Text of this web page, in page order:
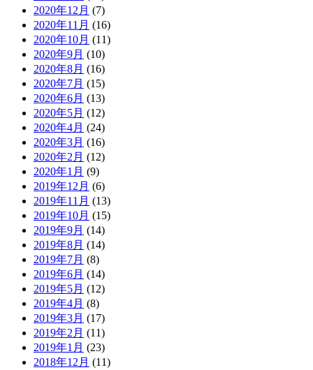
2020年12月 (7)
2020年11月 (16)
2020年10月 (11)
2020年9月 (10)
2020年8月 (16)
2020年7月 (15)
2020年6月 (13)
2020年5月 (12)
2020年4月 (24)
2020年3月 (16)
2020年2月 (12)
2020年1月 (9)
2019年12月 (6)
2019年11月 (13)
2019年10月 (15)
2019年9月 (14)
2019年8月 (14)
2019年7月 (8)
2019年6月 (14)
2019年5月 (12)
2019年4月 (8)
2019年3月 (17)
2019年2月 (11)
2019年1月 (23)
2018年12月 (11)